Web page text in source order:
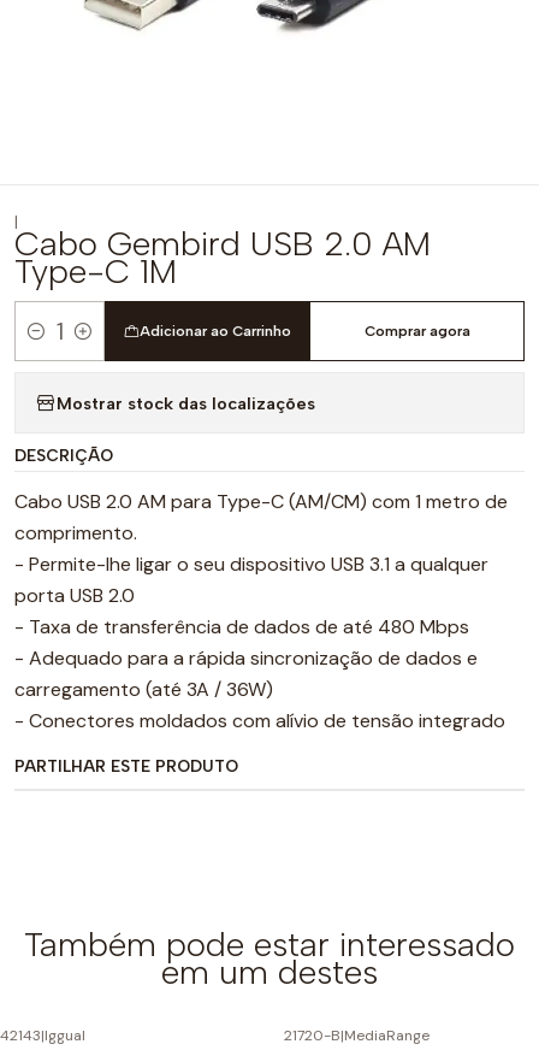
|
Cabo Gembird USB 2.0 AM
Type-C 1M
Quantidade
Adicionar ao Carrinho Comprar agora
Mostrar stock das localizações
DESCRIÇÃO
Cabo USB 2.0 AM para Type-C (AM/CM) com 1 metro de
comprimento.
- Permite-lhe ligar o seu dispositivo USB 3.1 a qualquer
porta USB 2.0
- Taxa de transferência de dados de até 480 Mbps
- Adequado para a rápida sincronização de dados e
carregamento (até 3A / 36W)
- Conectores moldados com alívio de tensão integrado
PARTILHAR ESTE PRODUTO
Também pode estar interessado
em um destes
42143|Iggual 21720-B|MediaRange